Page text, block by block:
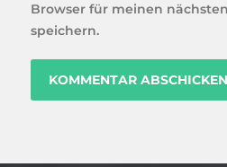
Browser für meinen
speichern.